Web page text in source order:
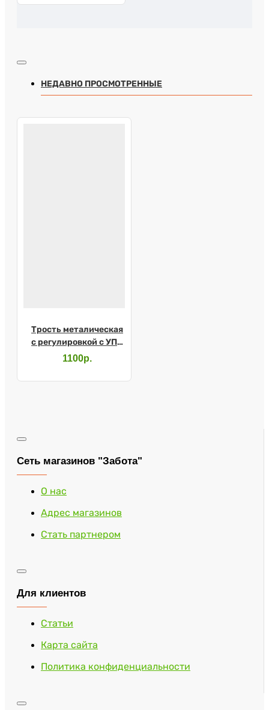
НЕДАВНО ПРОСМОТРЕННЫЕ
Трость металическая
с регулировкой с УПС
арт.Е0612У
1100р.
Сеть магазинов "Забота"
О нас
Адрес магазинов
Стать партнером
Для клиентов
Статьи
Карта сайта
Политика конфиденциальности